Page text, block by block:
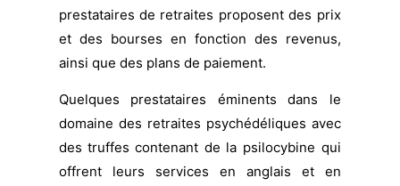
prestataires de retraites proposent des prix
et des bourses en fonction des revenus,
ainsi que des plans de paiement.
Quelques prestataires éminents dans le
domaine des retraites psychédéliques avec
des truffes contenant de la psilocybine qui
offrent leurs services en anglais et en